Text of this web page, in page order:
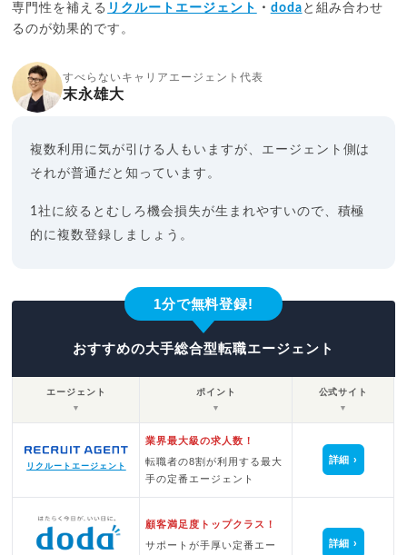
専門性を補える リクルートエージェント ・ doda と組み合わせ
るのが効果的です。
すべらないキャリアエージェント代表
末永雄大
複数利用に気が引ける人もいますが、エージェント側は
それが普通だと知っています。
1社に絞るとむしろ機会損失が生まれやすいので、積極
的に複数登録しましょう。
1分で無料登録!
おすすめの大手総合型転職エージェント
エージェント
▼
ポイント
▼
公式サイト
▼
リクルートエージェント
業界最大級の求人数！
転職者の8割が利用する最大
手の定番エージェント
詳細
顧客満足度トップクラス！
サポートが手厚い定番エー
詳細